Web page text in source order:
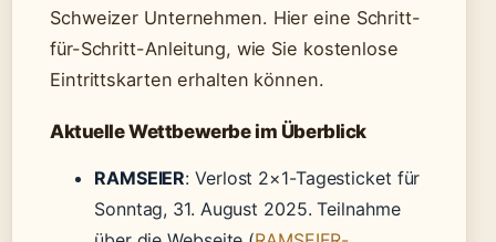
Schweizer Unternehmen. Hier eine Schritt-
für-Schritt-Anleitung, wie Sie kostenlose
Eintrittskarten erhalten können.
Aktuelle Wettbewerbe im Überblick
RAMSEIER: Verlost 2×1-Tagesticket für
Sonntag, 31. August 2025. Teilnahme